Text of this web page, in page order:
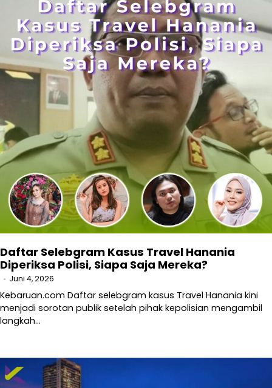
Daftar Selebgram Kasus Travel Hanania
Diperiksa Polisi, Siapa Saja Mereka?
Juni 4, 2026
Kebaruan.com Daftar selebgram kasus Travel Hanania kini
menjadi sorotan publik setelah pihak kepolisian mengambil
langkah…